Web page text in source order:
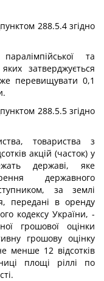
288.5.4 згідно
та
затверджується
перевищувати 0,1
288.5.5 згідно
товариства з
акцій (часток) у
державі, яке
державного
за землі
передані в оренду
кодексу України, -
грошової оцінки
грошову оцінку
менше 12 відсотків
площі ріллі по